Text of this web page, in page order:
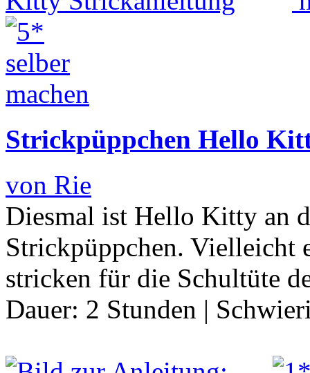
Strickpüppchen Hello
von Rie
Diesmal ist Hello Kitty an
Strickpüppchen. Vielleicht
stricken für die Schultüte
Dauer: 2 Stunden |